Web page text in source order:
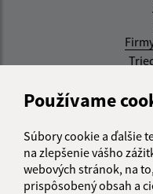
Používame
Súbory cookie a ďalšie
na zlepšenie vášho
webových stránok, na
prispôsobený obsah a